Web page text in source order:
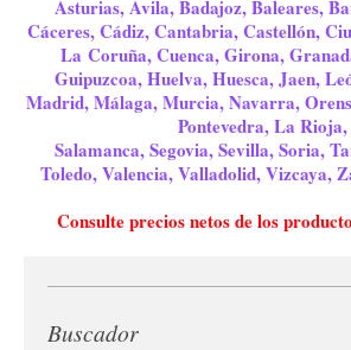
Asturias, Avila, Badajoz, Baleares,
Cáceres, Cádiz, Cantabria, Castellón,
La Coruña, Cuenca, Girona,
Guipuzcoa, Huelva, Huesca, Jaen,
Madrid, Málaga, Murcia, Navarra,
Pontevedra, La Rioja,
Salamanca, Segovia, Sevilla, Soria,
Toledo, Valencia, Valladolid, Vizcaya,
Consulte precios netos de los
Buscador